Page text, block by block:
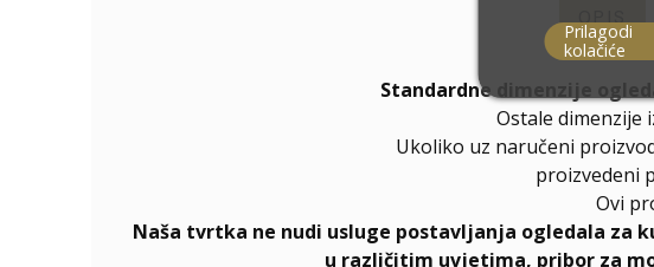
Standardne dimenzije
Ostale dimenzije
Ukoliko uz naručeni
proizvedeni
Ovi
Naša tvrtka ne nudi usluge postavljanja ogledala za
u različitim uvjetima, pribor za
Prilagodi
kolačiće